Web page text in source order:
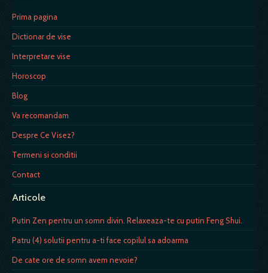
Prima pagina
Dictionar de vise
Interpretare vise
Horoscop
Blog
Va recomandam
Despre Ce Visez?
Termeni si conditii
Contact
Articole
Putin Zen pentru un somn divin. Relaxeaza-te cu putin Feng Shui.
Patru (4) solutii pentru a-ti face copilul sa adoarma
De cate ore de somn avem nevoie?